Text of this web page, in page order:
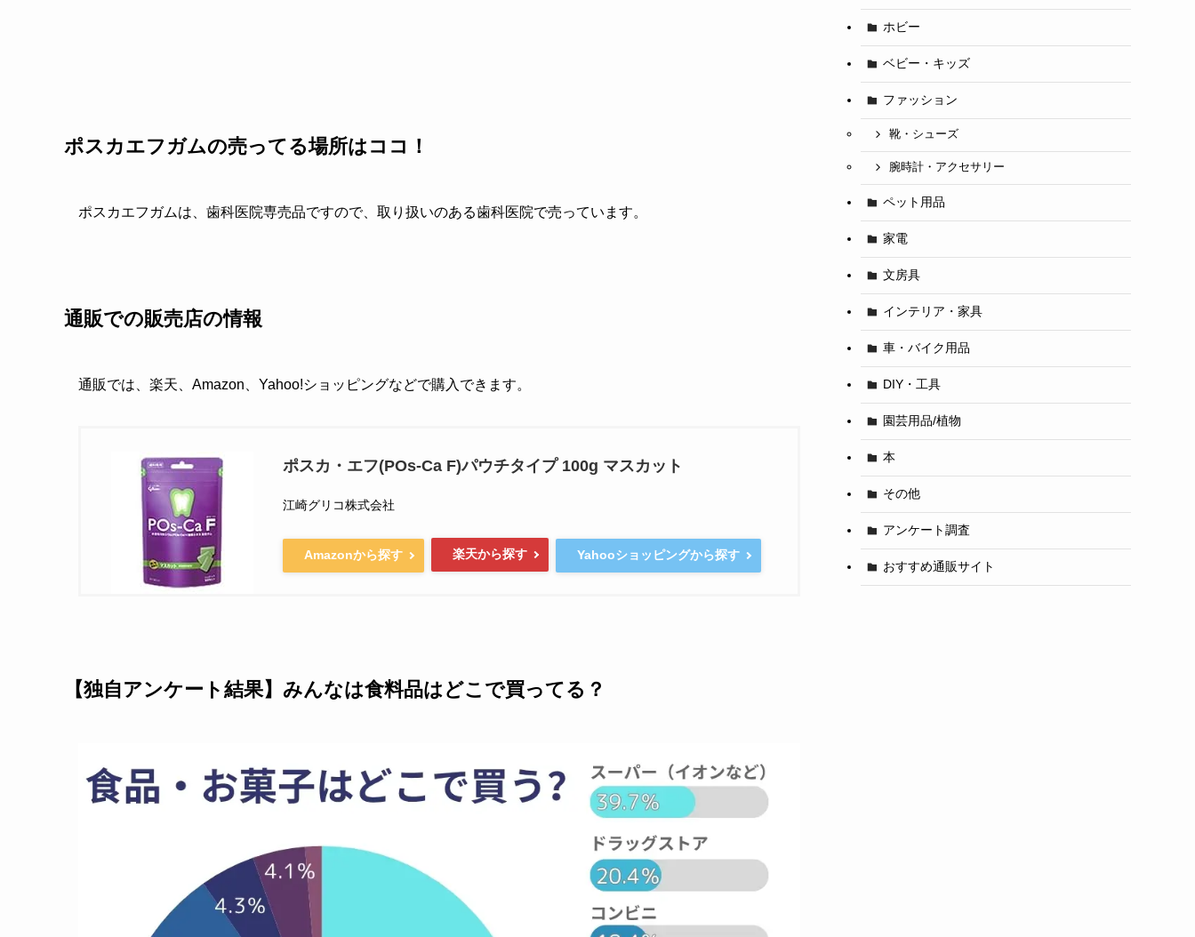
ポスカエフガムの売ってる場所はココ！
ポスカエフガムは、歯科医院専売品ですので、取り扱いのある歯科医院で売っています。
通販での販売店の情報
通販では、楽天、Amazon、Yahoo!ショッピングなどで購入できます。
ポスカ・エフ(POs-Ca F)パウチタイプ 100g マスカット
江崎グリコ株式会社
Amazonから探す 楽天から探す Yahooショッピングから探す
【独自アンケート結果】みんなは食料品はどこで買ってる？
ホビー
ベビー・キッズ
ファッション
靴・シューズ
腕時計・アクセサリー
ペット用品
家電
文房具
インテリア・家具
車・バイク用品
DIY・工具
園芸用品/植物
本
その他
アンケート調査
おすすめ通販サイト